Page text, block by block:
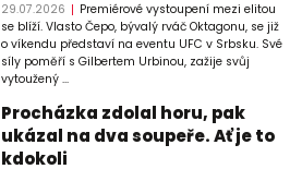
29.07.2026
Premiérové vystoupení mezi elitou
se blíží. Vlasto Čepo, bývalý rváč Oktagonu, se již
o víkendu představí na eventu UFC v Srbsku. Své
síly poměří s Gilbertem Urbinou, zažije svůj
vytoužený ...
Procházka zdolal horu, pak
ukázal na dva soupeře. Ať je to
kdokoli